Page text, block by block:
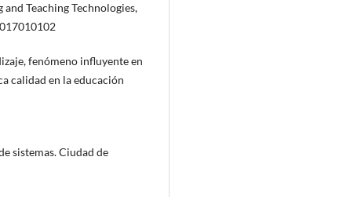
Teaching Technologies,
fenómeno influyente en
calidad en la educación
sistemas. Ciudad de